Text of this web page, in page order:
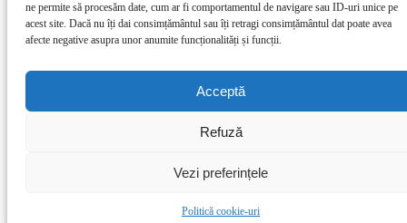
ne permite să procesăm date, cum ar fi comportamentul de navigare sau ID-uri unice pe
acest site. Dacă nu îți dai consimțământul sau îți retragi consimțământul dat poate avea
afecte negative asupra unor anumite funcționalități și funcții.
Acceptă
Refuză
Vezi preferințele
Politică cookie-uri